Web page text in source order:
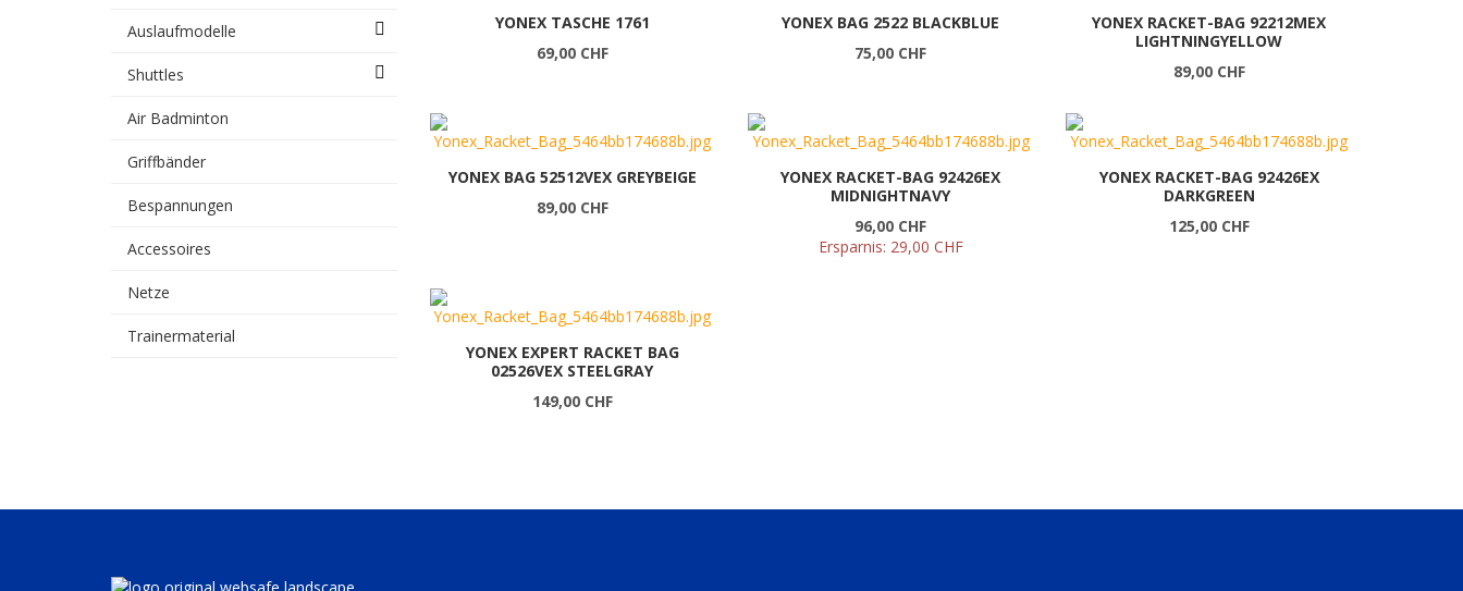
YONEX TASCHE 1761
69,00 CHF
YONEX BAG 2522 BLACKBLUE
75,00 CHF
YONEX RACKET-BAG 92212MEX
LIGHTNINGYELLOW
89,00 CHF
YONEX BAG 52512VEX GREYBEIGE
89,00 CHF
YONEX RACKET-BAG 92426EX
MIDNIGHTNAVY
96,00 CHF
Ersparnis: 29,00 CHF
YONEX RACKET-BAG 92426EX
DARKGREEN
125,00 CHF
YONEX EXPERT RACKET BAG
02526VEX STEELGRAY
149,00 CHF
Auslaufmodelle
Shuttles
Air Badminton
Griffbänder
Bespannungen
Accessoires
Netze
Trainermaterial